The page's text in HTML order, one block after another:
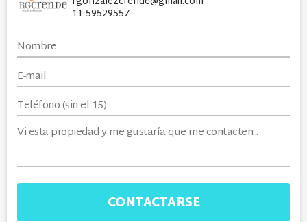
11 59529557
CONTACTARSE